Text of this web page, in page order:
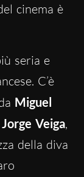
cinema è
seria e
C’è
Miguel
Jorge Veiga,
della diva